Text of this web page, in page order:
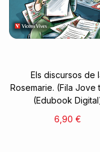
Els discursos de
Rosemarie. (Fila Jove
(Edubook
6,90 €